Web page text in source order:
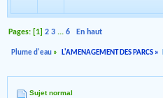
Pages: [1]2 3 ...6 En haut
Plume d'eau » L'AMENAGEMENT DES PARCS»
Sujet normal